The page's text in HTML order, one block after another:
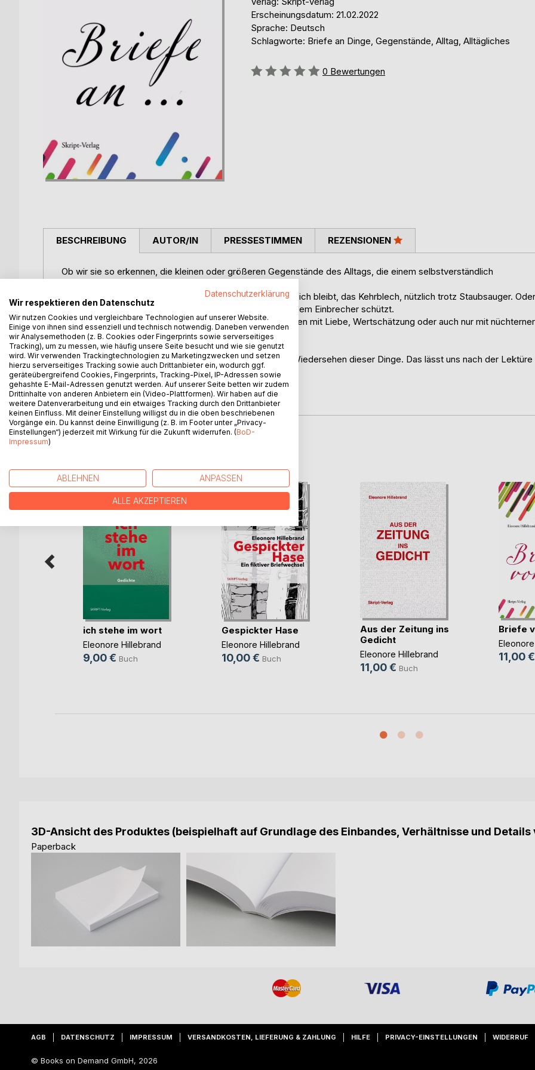
Erscheinungsdatum: 21.02.2022
Sprache: Deutsch
Schlagworte: Briefe an Dinge, Gegenstände, Alltag, Alltägliches
Bewertung::
0 Bewertungen
BESCHREIBUNG
Ob wir sie so erkennen, die kleinen oder größeren Gegenstände des Alltags, die einem selbstverständlich
Da ist der Spickzettel, der neben einem Smartphone hilfreich bleibt, das Kehrblech, nützlich trotz Staubsauger. Oder
die Haustür, die sich dem Bewohner willig öffnet und vor dem Einbrecher schützt.
Eleonore Hillebrand beschreibt in "Briefe an ..." Geschichten mit Liebe, Wertschätzung oder auch nur mit nüchterner
Erkenntnis.
Mit der subtilen Betrachtung der Autorin erleben wir das Wiedersehen dieser Dinge. Das lässt uns nach der Lektüre
mit wohligem Schmunzeln zurück.
Bruno Woda
AUTOR/IN PRESSESTIMMEN REZENSIONEN
ich stehe im wort
Eleonore Hillebrand
9,00 € Buch
Gespickter Hase
Eleonore Hillebrand
10,00 € Buch
Aus der Zeitung ins
Gedicht
Eleonore Hillebrand
11,00 € Buch
Briefe
11,00 €
3D-Ansicht des Produktes (beispielhaft auf Grundlage des Einbandes, Verhältnisse und
Paperback
AGB DATENSCHUTZ IMPRESSUM VERSANDKOSTEN, LIEFERUNG & ZAHLUNG HILFE PRIVACY-EINSTELLUNGEN WIDERRUF
© Books on Demand GmbH, 2026
Datenschutzerklärung
Wir respektieren den Datenschutz
Wir nutzen Cookies und vergleichbare Technologien auf unserer Website.
Einige von ihnen sind essenziell und technisch notwendig. Daneben verwenden
wir Analysemethoden (z. B. Cookies oder Fingerprints sowie serverseitiges
Tracking), um zu messen, wie häufig unsere Seite besucht und wie sie genutzt
wird. Wir verwenden Trackingtechnologien zu Marketingzwecken und setzen
hierzu serverseitiges Tracking sowie auch Drittanbieter ein, wodurch ggf.
geräteübergreifend Cookies, Fingerprints, Tracking-Pixel, IP-Adressen sowie
gehashte E-Mail-Adressen genutzt werden. Auf unserer Seite betten wir zudem
Drittinhalte von anderen Anbietern ein (Video-Plattformen). Wir haben auf die
weitere Datenverarbeitung und ein etwaiges Tracking durch den Drittanbieter
keinen Einfluss. Mit deiner Einstellung willigst du in die oben beschriebenen
Vorgänge ein. Du kannst deine Einwilligung (z. B. im Footer unter „Privacy-
Einstellungen“) jederzeit mit Wirkung für die Zukunft widerrufen. (BoD-
Impressum)
ABLEHNEN ANPASSEN
ALLE AKZEPTIEREN